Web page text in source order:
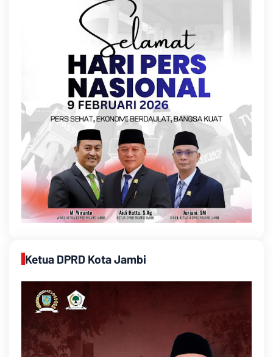
Ketua DPRD Kota Jambi